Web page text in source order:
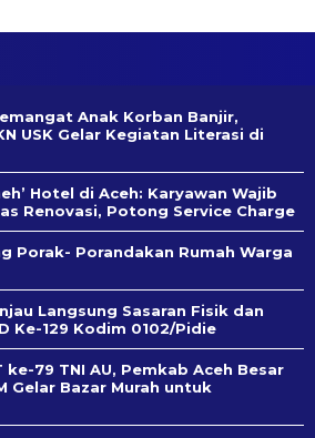
Anak Korban Banjir,
USK Gelar Kegiatan Literasi di
Hotel di Aceh: Karyawan Wajib
Renovasi, Potong Service Charge
Porak- Porandakan Rumah Warga
Langsung Sasaran Fisik dan
Ke-129 Kodim 0102/Pidie
ke-79 TNI AU, Pemkab Aceh Besar
Gelar Bazar Murah untuk